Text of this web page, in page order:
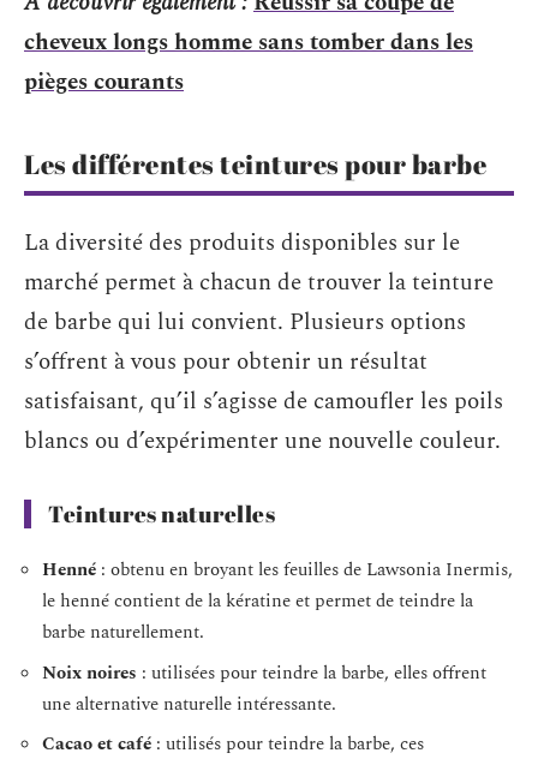
cheveux longs homme sans tomber dans les
pièges courants
Les différentes teintures pour barbe
La diversité des produits disponibles sur le
marché permet à chacun de trouver la teinture
de barbe qui lui convient. Plusieurs options
s’offrent à vous pour obtenir un résultat
satisfaisant, qu’il s’agisse de camoufler les poils
blancs ou d’expérimenter une nouvelle couleur.
Teintures naturelles
Henné : obtenu en broyant les feuilles de Lawsonia Inermis,
le henné contient de la kératine et permet de teindre la
barbe naturellement.
Noix noires : utilisées pour teindre la barbe, elles offrent
une alternative naturelle intéressante.
Cacao et café : utilisés pour teindre la barbe, ces